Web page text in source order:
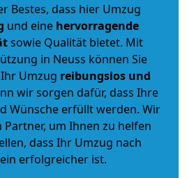
Bestes, dass hier Umzug
und eine hervorragende
sowie Qualität bietet. Mit
in Neuss können Sie
Umzug reibungslos und
wir sorgen dafür, dass Ihre
Wünsche erfüllt werden. Wir
Partner, um Ihnen zu helfen
dass Ihr Umzug nach
erfolgreicher ist.